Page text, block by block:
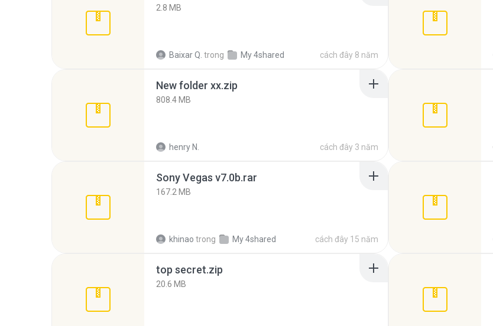
2.8 MB
Baixar Q. trong My 4shared cách đây 8 năm
New folder xx.zip
808.4 MB
henry N. cách đây 3 năm
Sony Vegas v7.0b.rar
167.2 MB
khinao trong My 4shared cách đây 15 năm
top secret.zip
20.6 MB